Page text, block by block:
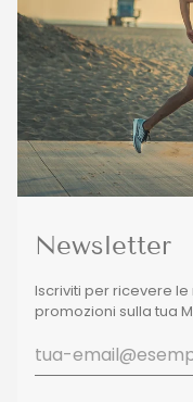
Newsletter
Iscriviti per ricevere
promozioni sulla tua